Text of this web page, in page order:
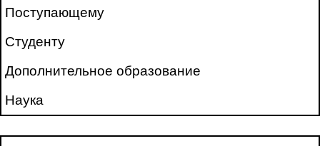
Поступающему
Студенту
Дополнительное образование
Наука